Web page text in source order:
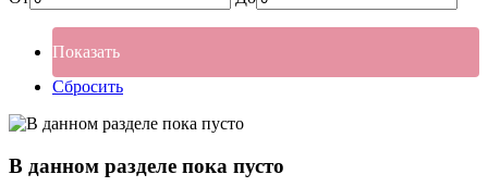
Показать
Сбросить
В данном разделе пока пусто